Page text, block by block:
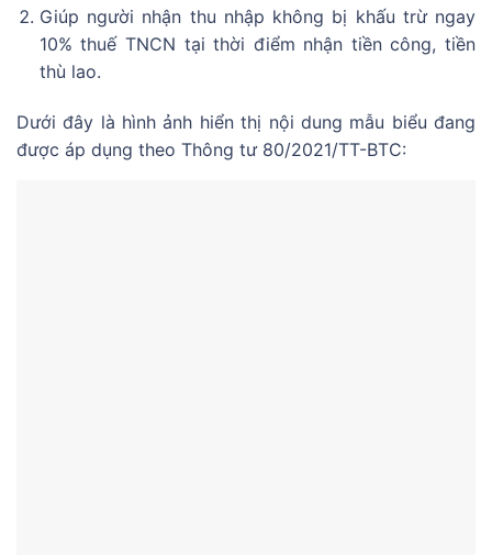
Giúp người nhận thu nhập không bị khấu trừ ngay
10% thuế TNCN tại thời điểm nhận tiền công, tiền
thù lao.
Dưới đây là hình ảnh hiển thị nội dung mẫu biểu đang
được áp dụng theo Thông tư 80/2021/TT-BTC: